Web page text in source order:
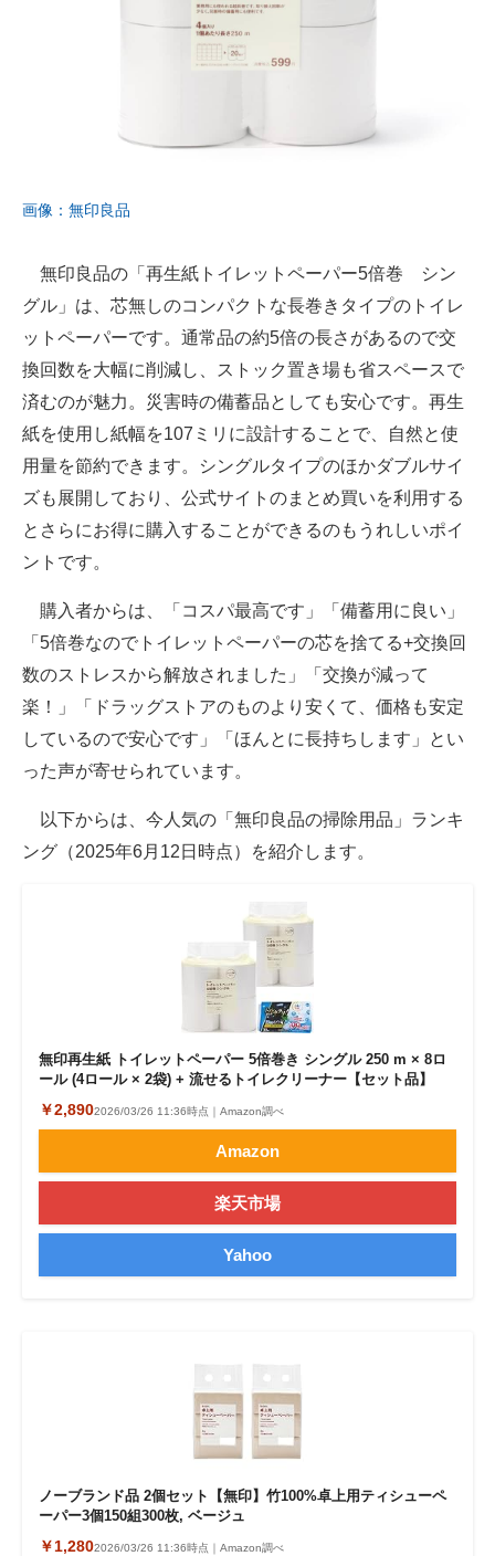
画像：無印良品
無印良品の「再生紙トイレットペーパー5倍巻 シン
グル」は、芯無しのコンパクトな長巻きタイプのトイレ
ットペーパーです。通常品の約5倍の長さがあるので交
換回数を大幅に削減し、ストック置き場も省スペースで
済むのが魅力。災害時の備蓄品としても安心です。再生
紙を使用し紙幅を107ミリに設計することで、自然と使
用量を節約できます。シングルタイプのほかダブルサイ
ズも展開しており、公式サイトのまとめ買いを利用する
とさらにお得に購入することができるのもうれしいポイ
ントです。
購入者からは、「コスパ最高です」「備蓄用に良い」
「5倍巻なのでトイレットペーパーの芯を捨てる+交換回
数のストレスから解放されました」「交換が減って
楽！」「ドラッグストアのものより安くて、価格も安定
しているので安心です」「ほんとに長持ちします」とい
った声が寄せられています。
以下からは、今人気の「無印良品の掃除用品」ランキ
ング（2025年6月12日時点）を紹介します。
無印再生紙 トイレットペーパー 5倍巻き シングル 250 m × 8ロ
ール (4ロール × 2袋) + 流せるトイレクリーナー【セット品】
￥2,8902026/03/26 11:36時点｜Amazon調べ
Amazon
楽天市場
Yahoo
ノーブランド品 2個セット【無印】竹100%卓上用ティシューペ
ーパー3個150組300枚, ベージュ
￥1,2802026/03/26 11:36時点｜Amazon調べ